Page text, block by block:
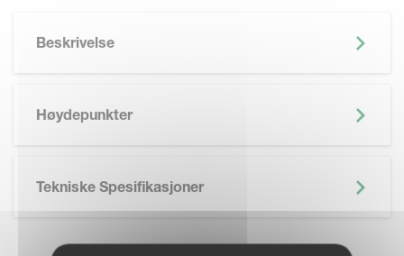
Beskrivelse
Høydepunkter
Tekniske Spesifikasjoner